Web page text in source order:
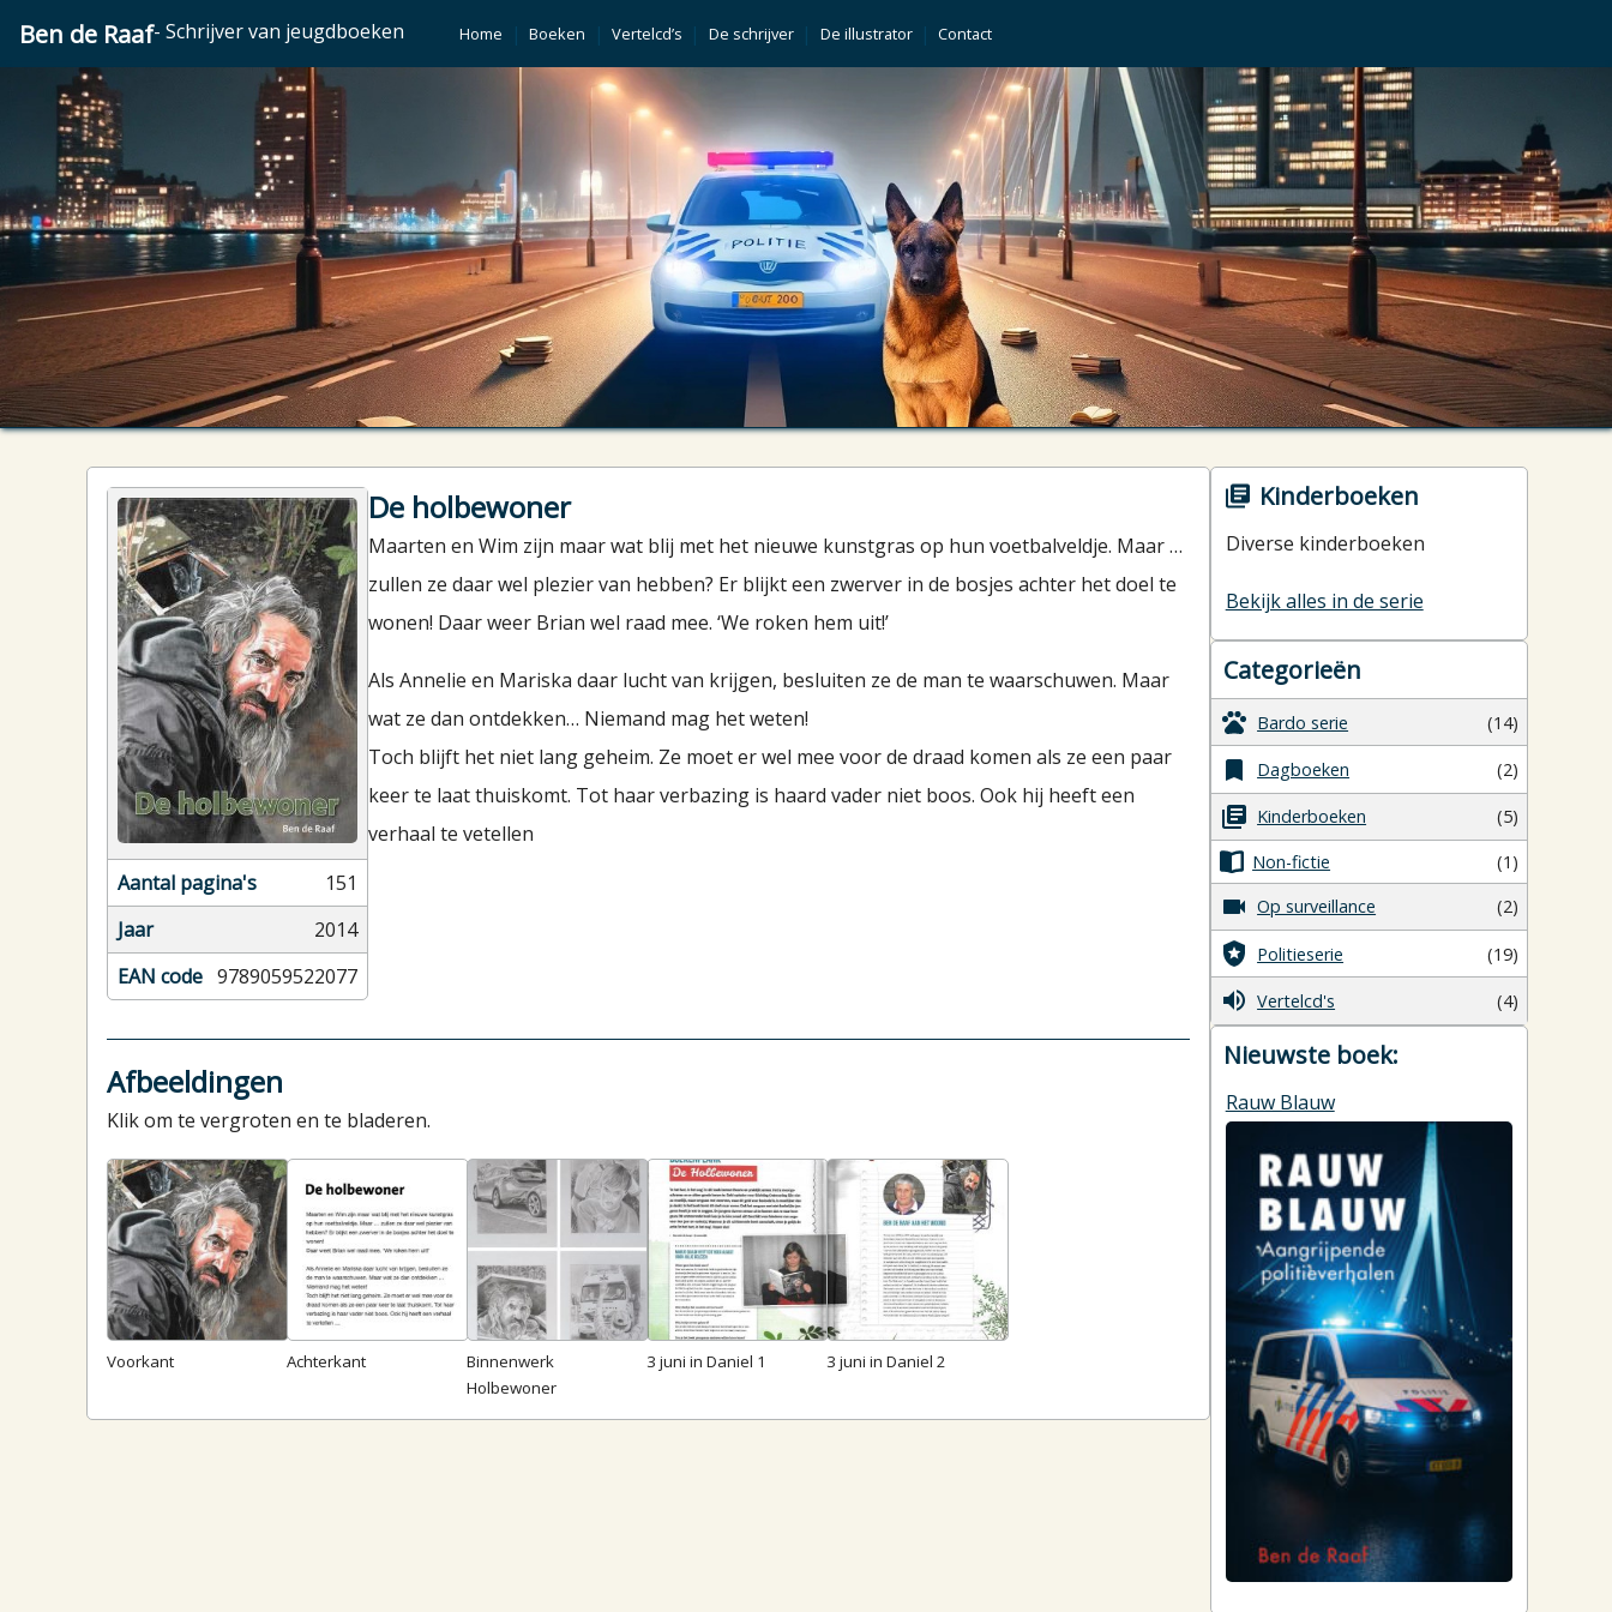
Ben de Raaf- Schrijver van jeugdboeken Home | Boeken | Vertelcd’s | De schrijver | De illustrator | Contact
Aantal pagina's
151
Jaar
2014
EAN code 9789059522077
De holbewoner
Maarten en Wim zijn maar wat blij met het nieuwe kunstgras op hun voetbalveldje. Maar …
zullen ze daar wel plezier van hebben? Er blijkt een zwerver in de bosjes achter het doel te
wonen! Daar weer Brian wel raad mee. ‘We roken hem uit!’
Als Annelie en Mariska daar lucht van krijgen, besluiten ze de man te waarschuwen. Maar
wat ze dan ontdekken… Niemand mag het weten!
Toch blijft het niet lang geheim. Ze moet er wel mee voor de draad komen als ze een paar
keer te laat thuiskomt. Tot haar verbazing is haard vader niet boos. Ook hij heeft een
verhaal te vetellen
Afbeeldingen
Klik om te vergroten en te bladeren.
Voorkant Achterkant
Binnenwerk
Holbewoner
3 juni in Daniel 1 3 juni in Daniel 2
Kinderboeken
Diverse kinderboeken
Bekijk alles in de serie
Categorieën
Bardo serie (14)
Dagboeken (2)
Kinderboeken
(5)
Non-fictie
(1)
Op surveillance
(2)
Politieserie (19)
Vertelcd's (4)
Nieuwste boek:
Rauw Blauw